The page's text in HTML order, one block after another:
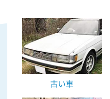
古い車